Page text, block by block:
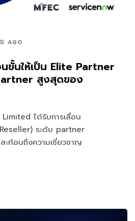
AGO
นขั้นให้เป็น Elite Partner
สูงสุดของ
ได้รับการเลื่อน
ระดับ partner
ท้อนถึงความเชี่ยวชาญ